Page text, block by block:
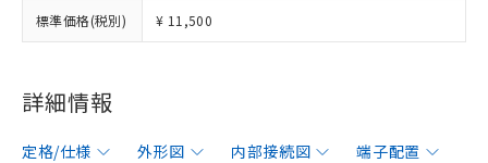
標準価格(税別) ¥ 11,500
詳細情報
定格/仕様 外形図 内部接続図
端子配置